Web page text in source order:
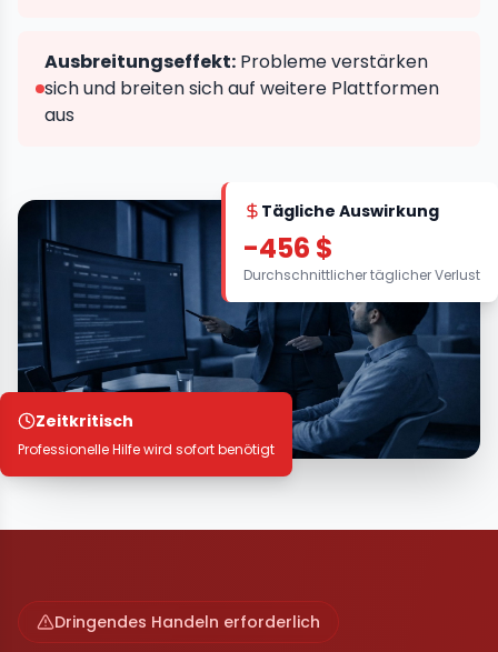
Ausbreitungseffekt: Probleme verstärken
sich und breiten sich auf weitere Plattformen
aus
Tägliche Auswirkung
-456 $
Durchschnittlicher täglicher Verlust
Zeitkritisch
Professionelle Hilfe wird sofort benötigt
Dringendes Handeln erforderlich